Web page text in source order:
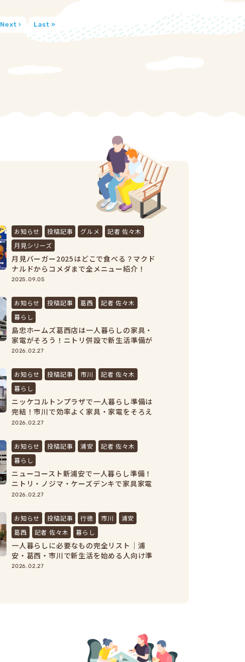
Next › Last »
お知らせ 投稿記事 グルメ
記者 佐々木
月見シリーズ
月見バーガー2025はどこで食べる？マクド
ナルドからコメダまで全メニュー紹介！
2025.09.05
お知らせ 投稿記事 葛西
記者 佐々木
暮らし
島忠ホームズ葛西店は一人暮らしの家具・
家電がそろう！ニトリ併設で新生活準備が
完結
2026.02.27
お知らせ 投稿記事 市川
記者 佐々木
暮らし
ニッケコルトンプラザで一人暮らし準備は
完結！市川で効率よく家具・家電をそろえ
よう！
2026.02.27
お知らせ 投稿記事 浦安
記者 佐々木
暮らし
ニューコースト新浦安で一人暮らし準備！
ニトリ・ノジマ・ケーズデンキで家具家電
をまとめ買い
2026.02.27
お知らせ 投稿記事 行徳 市川
浦安
葛西
記者 佐々木 暮らし
一人暮らしに必要なもの完全リスト｜浦
安・葛西・市川で新生活を始める人向け準
備ガイド
2026.02.27